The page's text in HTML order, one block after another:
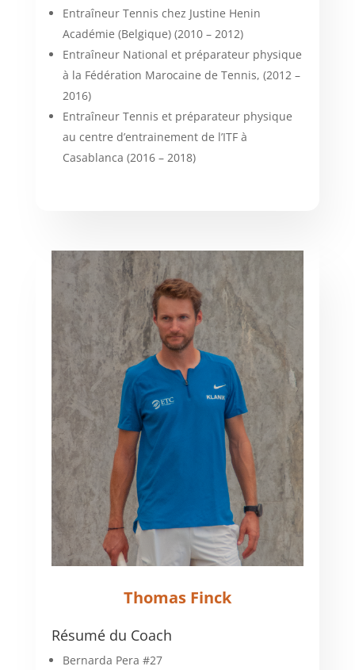
Entraîneur Tennis chez Justine Henin
Académie (Belgique) (2010 – 2012)
Entraîneur National et préparateur physique
à la Fédération Marocaine de Tennis, (2012 –
2016)
Entraîneur Tennis et préparateur physique
au centre d’entrainement de l’ITF à
Casablanca (2016 – 2018)
Thomas Finck
Résumé du Coach
Bernarda Pera #27